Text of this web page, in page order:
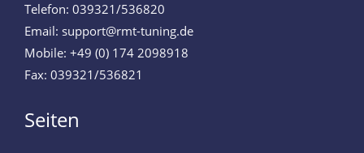
Telefon: 039321/536820
Email: support@rmt-tuning.de
Mobile: +49 (0) 174 2098918
Fax: 039321/536821
Seiten